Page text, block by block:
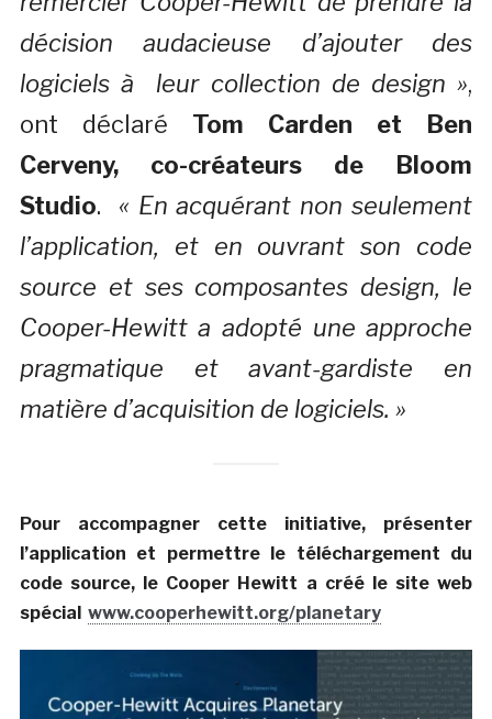
décision audacieuse d’ajouter des
logiciels à leur collection de design »,
ont déclaré Tom Carden et Ben
Cerveny, co-créateurs de Bloom
Studio. « En acquérant non seulement
l’application, et en ouvrant son code
source et ses composantes design, le
Cooper-Hewitt a adopté une approche
pragmatique et avant-gardiste en
matière d’acquisition de logiciels. »
Pour accompagner cette initiative, présenter
l’application et permettre le téléchargement du
code source, le Cooper Hewitt a créé le site web
spécial www.cooperhewitt.org/planetary